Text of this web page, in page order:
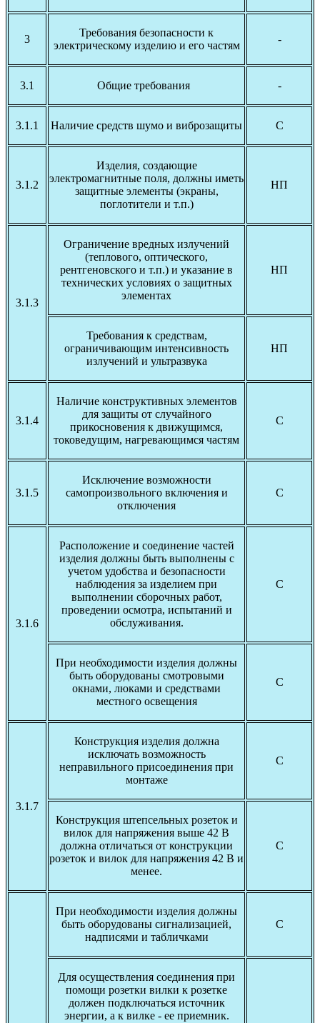
3
Требования безопасности к
электрическому изделию и его частям
-
3.1 Общие требования -
3.1.1 Наличие средств шумо и виброзащиты С
3.1.2
Изделия, создающие
электромагнитные поля, должны иметь
защитные элементы (экраны,
поглотители и т.п.)
НП
3.1.3
Ограничение вредных излучений
(теплового, оптического,
рентгеновского и т.п.) и указание в
технических условиях о защитных
элементах
НП
Требования к средствам,
ограничивающим интенсивность
излучений и ультразвука
НП
3.1.4
Наличие конструктивных элементов
для защиты от случайного
прикосновения к движущимся,
токоведущим, нагревающимся частям
С
3.1.5
Исключение возможности
самопроизвольного включения и
отключения
С
3.1.6
Расположение и соединение частей
изделия должны быть выполнены с
учетом удобства и безопасности
наблюдения за изделием при
выполнении сборочных работ,
проведении осмотра, испытаний и
обслуживания.
С
При необходимости изделия должны
быть оборудованы смотровыми
окнами, люками и средствами
местного освещения
С
3.1.7
Конструкция изделия должна
исключать возможность
неправильного присоединения при
монтаже
С
Конструкция штепсельных розеток и
вилок для напряжения выше 42 В
должна отличаться от конструкции
розеток и вилок для напряжения 42 В и
менее.
С
При необходимости изделия должны
быть оборудованы сигнализацией,
надписями и табличками
С
Для осуществления соединения при
помощи розетки вилки к розетке
должен подключаться источник
энергии, а к вилке - ее приемник.